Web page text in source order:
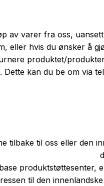
av varer fra oss,
eller hvis du ønsker å
produktet/
kan du be om via
tilbake til oss eller den
produktstøttesenter,
til den